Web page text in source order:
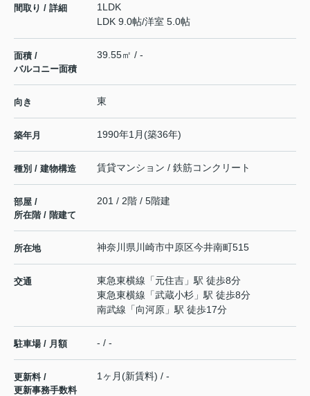
間取り / 詳細
1LDK
LDK 9.0帖/洋室 5.0帖
面積 /
バルコニー面積
39.55㎡ / -
向き 東
築年月 1990年1月(築36年)
種別 / 建物構造 賃貸マンション / 鉄筋コンクリート
部屋 /
所在階 / 階建て
201 / 2階 / 5階建
所在地 神奈川県 川崎市中原区今井南町515
交通 東急東横線 「元住吉 」駅 徒歩8分
東急東横線 「武蔵小杉 」駅 徒歩8分
南武線 「向河原 」駅 徒歩17分
駐車場 / 月額 - / -
更新料 /
更新事務手数料
1ヶ月(新賃料) / -